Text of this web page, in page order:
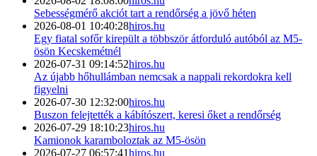
Sebességmérő akciót tart a rendőrség a jövő héten
2026-08-01 10:40:28hiros.hu
Egy fiatal sofőr kirepült a többször átforduló autóból az M5-
ösön Kecskemétnél
2026-07-31 09:14:52hiros.hu
Az újabb hőhullámban nemcsak a nappali rekordokra kell
figyelni
2026-07-30 12:32:00hiros.hu
Buszon felejtették a kábítószert, keresi őket a rendőrség
2026-07-29 18:10:23hiros.hu
Kamionok karamboloztak az M5-ösön
2026-07-27 06:57:41hiros.hu